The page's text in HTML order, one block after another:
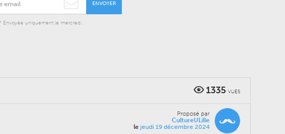
ENVOYER
* Envoyée uniquement le mercredi.
1335 VUES
Proposé par
CultureULille
le jeudi 19 décembre 2024